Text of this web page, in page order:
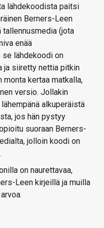
lähdekoodista paitsi
Berners-Leen
(jota
enää
lähdekoodi on
ja siiretty nettia pitkin
kertaa matkalla,
versio. Jollakin
alkuperäistä
jos hän pystyy
suoraan Berners-
jolloin koodi on
on naurettavaa,
Leen kirjeillä ja muilla